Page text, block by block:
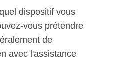
dispositif vous
vous prétendre
de
avec l'assistance